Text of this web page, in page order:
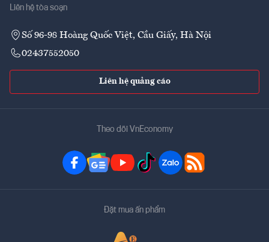
Liên hệ tòa soạn
Số 96-98 Hoàng Quốc Việt, Cầu Giấy, Hà Nội
02437552050
Liên hệ quảng cáo
Theo dõi VnEconomy
Đặt mua ấn phẩm